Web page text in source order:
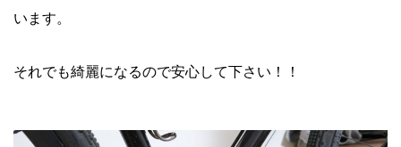
います。
それでも綺麗になるので安心して下さい！！